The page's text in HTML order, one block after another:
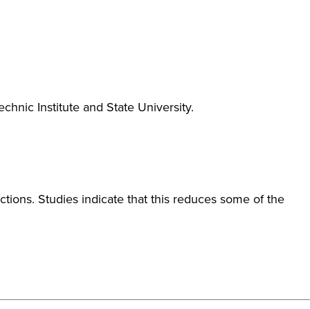
Institute and State University.
Studies indicate that this reduces some of the